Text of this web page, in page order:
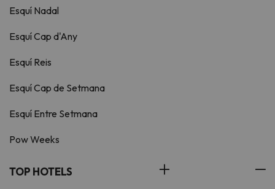
Esquí Nadal
Esquí Cap d'Any
Esquí Reis
Esquí Cap de Setmana
Esquí Entre Setmana
Pow Weeks
TOP HOTELS